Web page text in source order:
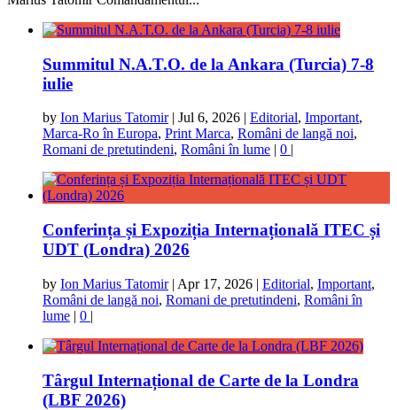
Summitul N.A.T.O. de la Ankara (Turcia) 7-8
iulie
by Ion Marius Tatomir| Jul 6, 2026 Editorial, Important,
Marca-Ro în Europa, Print Marca, Români de langă noi,
Romani de pretutindeni, Români în lume 0
Conferința și Expoziția Internațională ITEC și
UDT (Londra) 2026
by Ion Marius Tatomir| Apr 17, 2026 | Editorial, Important,
Români de langă noi, Romani de pretutindeni, Români în
lume | 0 |
Târgul Internațional de Carte de la Londra
(LBF 2026)